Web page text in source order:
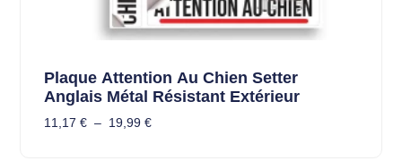
Plaque Attention Au Chien Setter
Anglais Métal Résistant Extérieur
11,17 € – 19,99 €